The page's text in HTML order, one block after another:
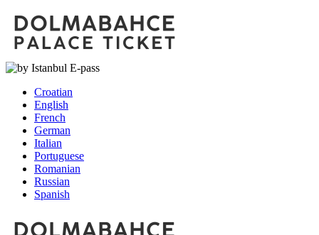
Croatian
English
French
German
Italian
Portuguese
Romanian
Russian
Spanish